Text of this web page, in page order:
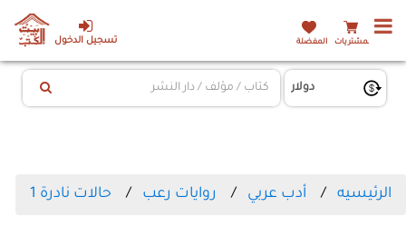
تسجيل الدخول المشتريات المفضلة
الرئيسيه أدب عربي روايات رعب حالات نادرة 1